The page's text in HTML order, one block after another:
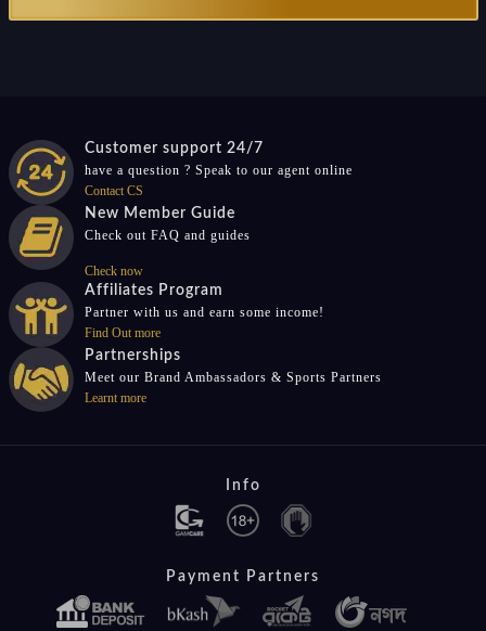
Customer support 24/7
have a question ? Speak to our agent online
Contact CS
New Member Guide
Check out FAQ and guides
Check now
Affiliates Program
Partner with us and earn some income!
Find Out more
Partnerships
Meet our Brand Ambassadors & Sports Partners
Learnt more
Info
Payment Partners